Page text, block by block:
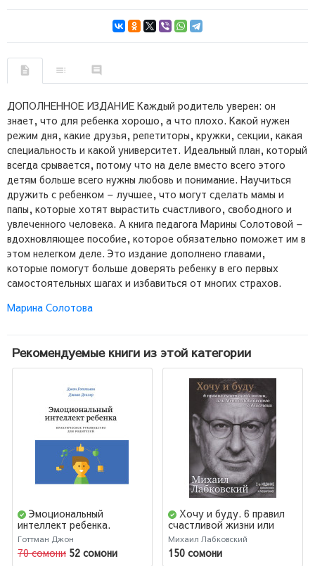
ДОПОЛНЕННОЕ ИЗДАНИЕ Каждый родитель уверен: он
знает, что для ребенка хорошо, а что плохо. Какой нужен
режим дня, какие друзья, репетиторы, кружки, секции, какая
специальность и какой университет. Идеальный план, который
всегда срывается, потому что на деле вместо всего этого
детям больше всего нужны любовь и понимание. Научиться
дружить с ребенком – лучшее, что могут сделать мамы и
папы, которые хотят вырастить счастливого, свободного и
увлеченного человека. А книга педагога Марины Солотовой –
вдохновляющее пособие, которое обязательно поможет им в
этом нелегком деле. Это издание дополнено главами,
которые помогут больше доверять ребенку в его первых
самостоятельных шагах и избавиться от многих страхов.
Марина Солотова
Рекомендуемые книги из этой категории
Эмоциональный
интеллект ребенка.
Практическое
руководство для
родителей (AB)
Готтман Джон
70 сомони 52 сомони
Хочу и буду. 6 правил
счастливой жизни или
метод Лабковского в
действии
Михаил Лабковский
150 сомони